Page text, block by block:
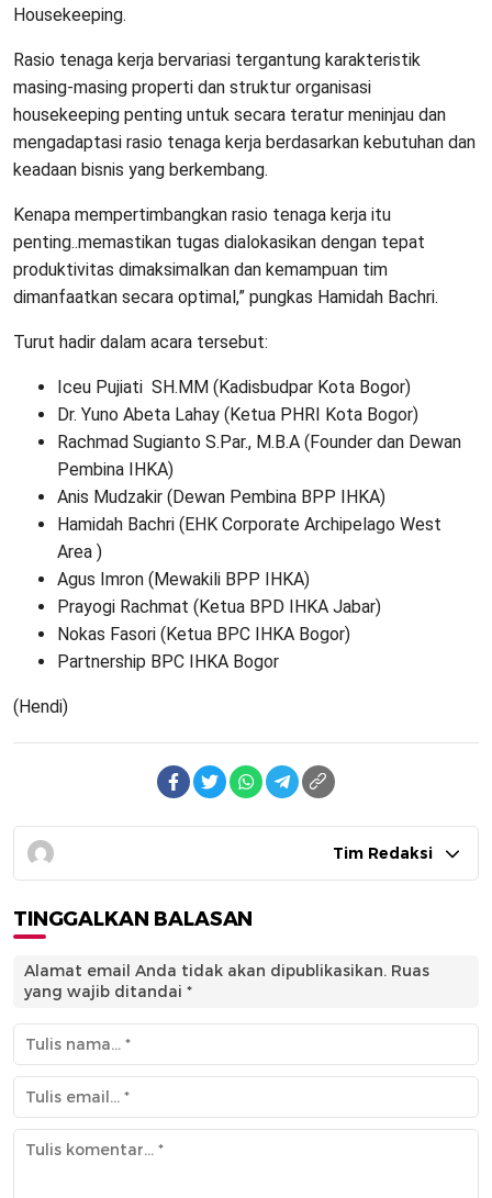
Housekeeping.
Rasio tenaga kerja bervariasi tergantung karakteristik
masing-masing properti dan struktur organisasi
housekeeping penting untuk secara teratur meninjau dan
mengadaptasi rasio tenaga kerja berdasarkan kebutuhan dan
keadaan bisnis yang berkembang.
Kenapa mempertimbangkan rasio tenaga kerja itu
penting..memastikan tugas dialokasikan dengan tepat
produktivitas dimaksimalkan dan kemampuan tim
dimanfaatkan secara optimal,” pungkas Hamidah Bachri.
Turut hadir dalam acara tersebut:
Iceu Pujiati SH.MM (Kadisbudpar Kota Bogor)
Dr. Yuno Abeta Lahay (Ketua PHRI Kota Bogor)
Rachmad Sugianto S.Par., M.B.A (Founder dan Dewan
Pembina IHKA)
Anis Mudzakir (Dewan Pembina BPP IHKA)
Hamidah Bachri (EHK Corporate Archipelago West
Area )
Agus Imron (Mewakili BPP IHKA)
Prayogi Rachmat (Ketua BPD IHKA Jabar)
Nokas Fasori (Ketua BPC IHKA Bogor)
Partnership BPC IHKA Bogor
(Hendi)
Tim Redaksi
TINGGALKAN BALASAN
Alamat email Anda tidak akan dipublikasikan. Ruas
yang wajib ditandai *